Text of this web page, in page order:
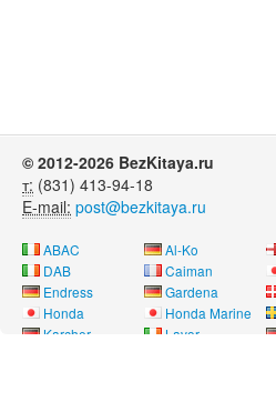
© 2012-2026 BezKitaya.ru
т: (831) 413-94-18
E-mail: post@bezkitaya.ru
ABAC Al-Ko
DAB
Caiman
Endress
Gardena
Honda
Honda Marine
Karcher
Lavor